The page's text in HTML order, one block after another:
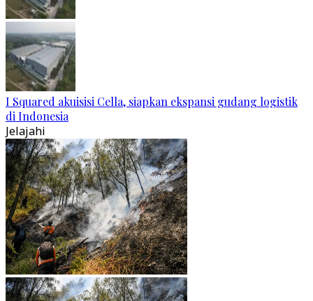
I Squared akuisisi Cella, siapkan ekspansi gudang logistik
di Indonesia
Jelajahi